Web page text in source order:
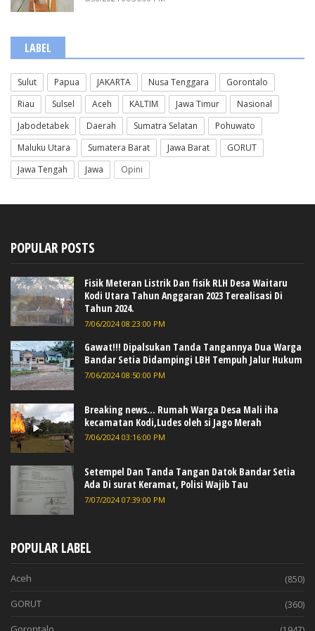
LABEL
Sulut Papua JAKARTA Nusa Tenggara
Gorontalo
Riau
Sulsel Aceh KALTIM Jawa Timur
Nasional
Jabodetabek
Daerah Sumatra Selatan
Pohuwato
Maluku Utara
Sumatera Barat Jawa Barat
GORUT
Jawa Tengah
Jawa Opini
POPULAR POSTS
Fisik Meteran Listrik Dan fisik RLH Desa Waitaru
Kodi Utara Tahun Anggaran 2023 Terealisasi Di
Tahun 2024.
7/06/2024 08:23:00 PM
Gawat!!! Dipalsukan Tanda Tangannya Dua Warga
Bandar Setia Didampingi LBH Tempuh Jalur Hukum
7/06/2024 08:50:00 PM
Breaking news... Rumah Warga Desa Mali iha
kecamatan Kodi,Ludes oleh si Jago Merah
7/06/2024 03:16:00 PM
Setempel Dan Tanda Tangan Datok Bandar Setia
Ada Di surat Keramat, Polisi Wajib Tau
7/07/2024 07:39:00 PM
POPULAR LABEL
Aceh (850)
GORUT (360)